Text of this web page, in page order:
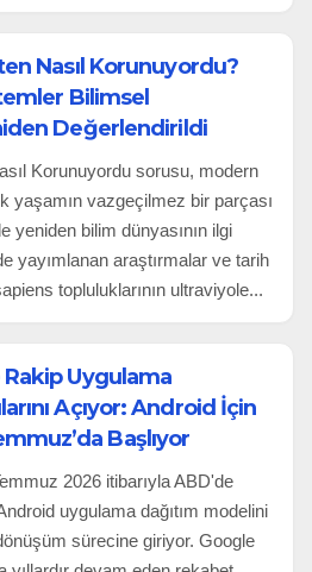
Nasıl Korunuyordu?
Bilimsel
Değerlendirildi
Korunuyordu sorusu, modern
yaşamın vazgeçilmez bir parçası
yeniden bilim dünyasının ilgi
yayımlanan araştırmalar ve tarih
topluluklarının ultraviyole...
Uygulama
Açıyor: Android İçin
Başlıyor
2026 itibarıyla ABD'de
uygulama dağıtım modelini
sürecine giriyor. Google